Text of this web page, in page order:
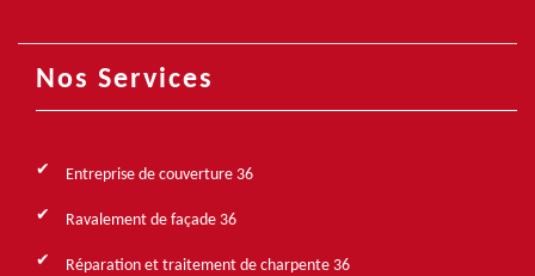
Nos Services
Entreprise de couverture 36
Ravalement de façade 36
Réparation et traitement de charpente 36